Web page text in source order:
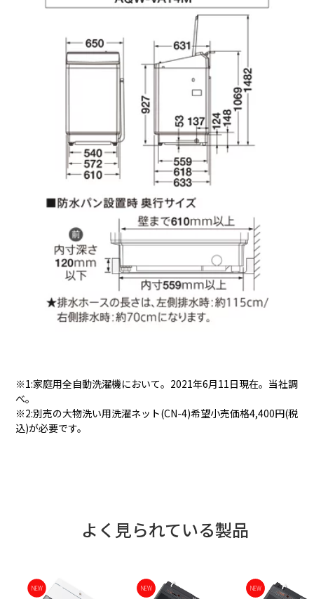
※1:家庭用全自動洗濯機において。2021年6月11日現在。当社調
べ。
※2:別売の大物洗い用洗濯ネット(CN-4)希望小売価格4,400円(税
込)が必要です。
よく見られている製品
NEW NEW
NEW NEW
NEW